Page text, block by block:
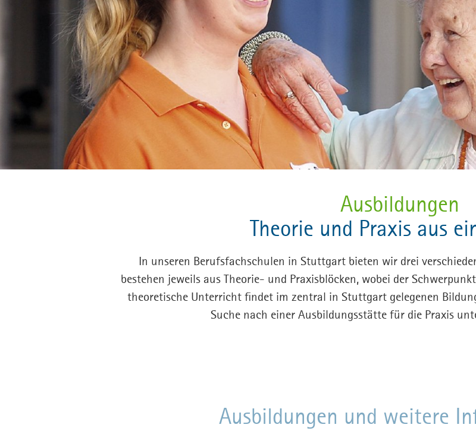
Ausbildungen
Theorie und Praxis aus
In unseren Berufsfachschulen in Stuttgart bieten wir drei
bestehen jeweils aus Theorie- und Praxisblöcken, wobei der
theoretische Unterricht findet im zentral in Stuttgart gelegenen
Suche nach einer Ausbildungsstätte für die Praxis
Ausbildungen und weitere